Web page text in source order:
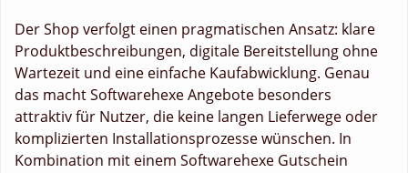
Der Shop verfolgt einen pragmatischen Ansatz: klare
Produktbeschreibungen, digitale Bereitstellung ohne
Wartezeit und eine einfache Kaufabwicklung. Genau
das macht Softwarehexe Angebote besonders
attraktiv für Nutzer, die keine langen Lieferwege oder
komplizierten Installationsprozesse wünschen. In
Kombination mit einem Softwarehexe Gutschein